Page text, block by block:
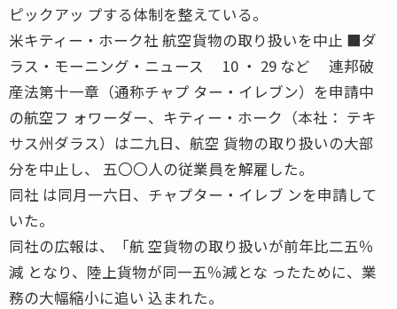
ピックアッ プする体制を整えている。
米キティー・ホーク社 航空貨物の取り扱いを中止 ■ダ
ラス・モーニング・ニュース 10 ・ 29 など 連邦破
産法第十一章（通称チャプ ター・イレブン）を申請中
の航空フ ォワーダー、キティー・ホーク（本社： テキ
サス州ダラス）は二九日、航空 貨物の取り扱いの大部
分を中止し、 五〇〇人の従業員を解雇した。
同社 は同月一六日、チャプター・イレブ ンを申請して
いた。
同社の広報は、「航 空貨物の取り扱いが前年比二五％
減 となり、陸上貨物が同一五％減とな ったために、業
務の大幅縮小に追い 込まれた。